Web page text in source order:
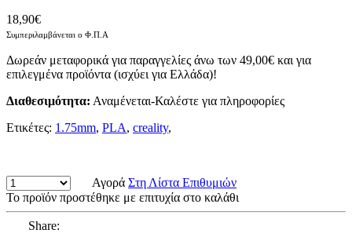
18,90€
Συμπεριλαμβάνεται ο Φ.Π.Α
Δωρεάν μεταφορικά για παραγγελίες άνω των 49,00€ και για
επιλεγμένα προϊόντα (ισχύει για Ελλάδα)!
Διαθεσιμότητα: Αναμένεται-Καλέστε για πληροφορίες
Ετικέτες: 1.75mm, PLA, creality,
Αγορά Στη Λίστα Επιθυμιών
Το προϊόν προστέθηκε με επιτυχία στο καλάθι
Share: